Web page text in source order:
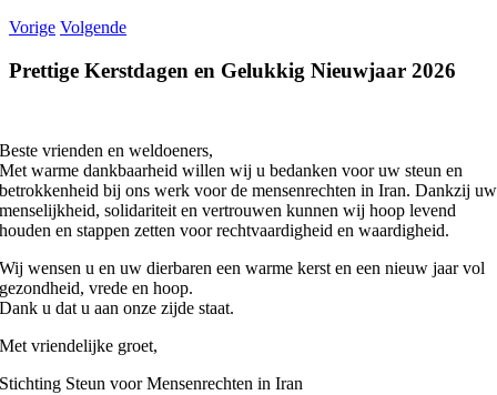
Vorige Volgende
Prettige Kerstdagen en Gelukkig Nieuwjaar 2026
Beste vrienden en weldoeners,
Met warme dankbaarheid willen wij u bedanken voor uw steun en
betrokkenheid bij ons werk voor de mensenrechten in Iran. Dankzij uw
menselijkheid, solidariteit en vertrouwen kunnen wij hoop levend
houden en stappen zetten voor rechtvaardigheid en waardigheid.
Wij wensen u en uw dierbaren een warme kerst en een nieuw jaar vol
gezondheid, vrede en hoop.
Dank u dat u aan onze zijde staat.
Met vriendelijke groet,
Stichting Steun voor Mensenrechten in Iran